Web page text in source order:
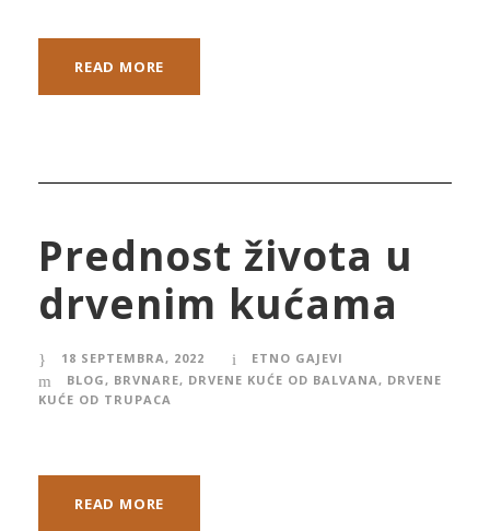
READ MORE
Prednost života u
drvenim kućama
18 SEPTEMBRA, 2022
ETNO GAJEVI
BLOG, BRVNARE, DRVENE KUĆE OD BALVANA, DRVENE
KUĆE OD TRUPACA
READ MORE